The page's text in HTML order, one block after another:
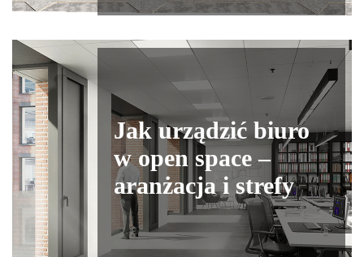
Jak urządzić biuro
w open space –
aranżacja i strefy